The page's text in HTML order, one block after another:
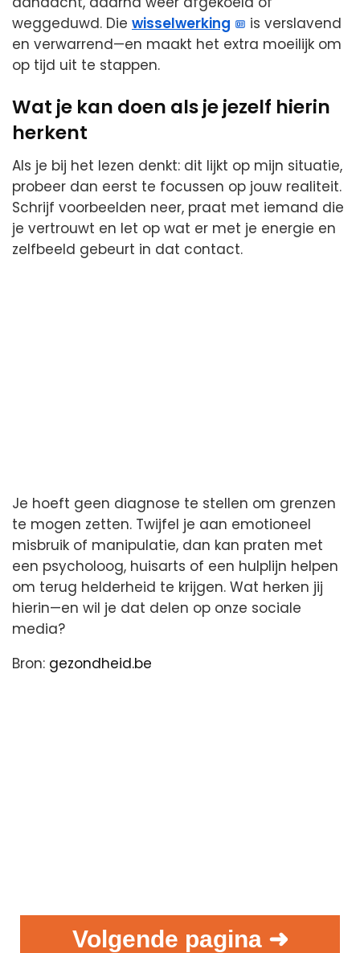
weggeduwd. Die wisselwerking
is verslavend
en verwarrend—en maakt het extra moeilijk om
op tijd uit te stappen.
Wat je kan doen als je jezelf hierin
herkent
Als je bij het lezen denkt: dit lijkt op mijn situatie,
probeer dan eerst te focussen op jouw realiteit.
Schrijf voorbeelden neer, praat met iemand die
je vertrouwt en let op wat er met je energie en
zelfbeeld gebeurt in dat contact.
Je hoeft geen diagnose te stellen om grenzen
te mogen zetten. Twijfel je aan emotioneel
misbruik of manipulatie, dan kan praten met
een psycholoog, huisarts of een hulplijn helpen
om terug helderheid te krijgen. Wat herken jij
hierin—en wil je dat delen op onze sociale
media?
Bron: gezondheid.be
Volgende pagina ➜